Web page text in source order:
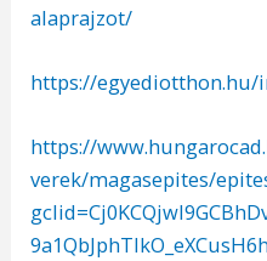
alaprajzot/
https://
https://
verek/magasepites/